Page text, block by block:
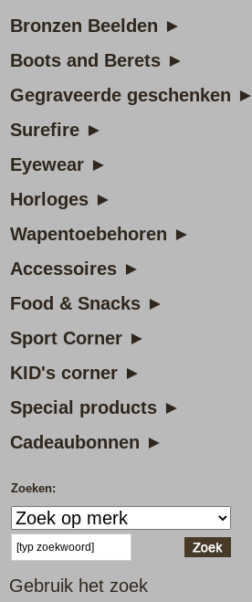
Bronzen Beelden ►
Boots and Berets ►
Gegraveerde geschenken ►
Surefire ►
Eyewear ►
Horloges ►
Wapentoebehoren ►
Accessoires ►
Food & Snacks ►
Sport Corner ►
KID's corner ►
Special products ►
Cadeaubonnen ►
Zoeken:
Gebruik het zoek